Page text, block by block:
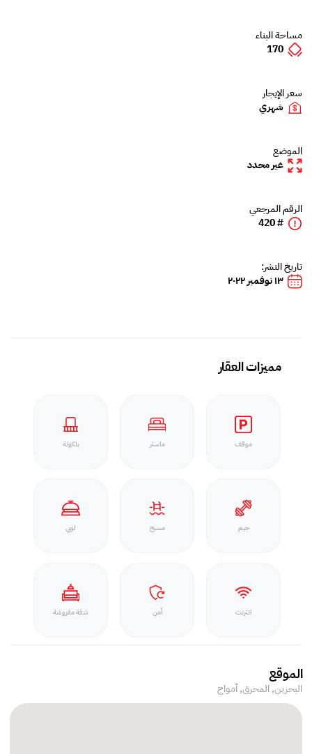
مساحة البناء
170
سعر الإيجار
شهري
الموضع
غير محدد
الرقم المرجعي
# 420
تاريخ النشر:
١٣ نوفمبر ٢٠٢٢
مميزات العقار
موقف ماستر بلكونة
جيم مسبح لوبي
انترنت أمن شقة مفروشة
الموقع
البحرين, المحرق,أمواج